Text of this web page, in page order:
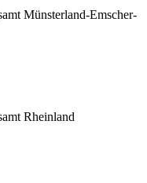
Münsterland-Emscher-
Rheinland